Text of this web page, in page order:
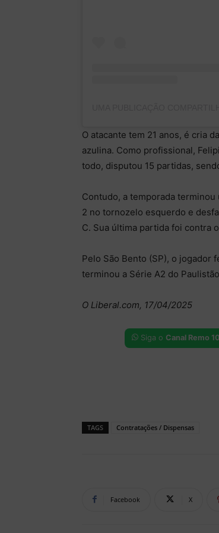
O atacante tem 21 anos, é cria
azulina. Como profissional,
todo, disputou 15 partidas,
Contudo, a temporada
2 no tornozelo esquerdo e
C. Sua última partida foi contra
Pelo São Bento (SP), o jogador
terminou a Série A2 do
O Liberal.com, 17/04/2025
Siga o Canal Remo
TAGS Contratações / Dispensas
Facebook X